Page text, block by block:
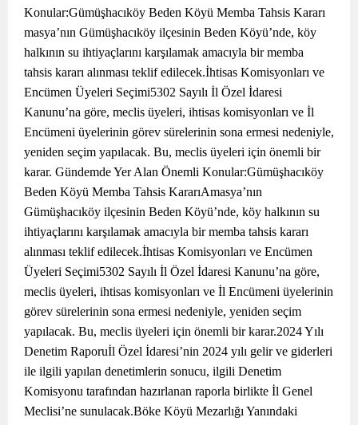
Konular:Gümüşhacıköy Beden Köyü Memba Tahsis Kararı
masya’nın Gümüşhacıköy ilçesinin Beden Köyü’nde, köy
halkının su ihtiyaçlarını karşılamak amacıyla bir memba
tahsis kararı alınması teklif edilecek.İhtisas Komisyonları ve
Encümen Üyeleri Seçimi5302 Sayılı İl Özel İdaresi
Kanunu’na göre, meclis üyeleri, ihtisas komisyonları ve İl
Encümeni üyelerinin görev sürelerinin sona ermesi nedeniyle,
yeniden seçim yapılacak. Bu, meclis üyeleri için önemli bir
karar. Gündemde Yer Alan Önemli Konular:Gümüşhacıköy
Beden Köyü Memba Tahsis KararıAmasya’nın
Gümüşhacıköy ilçesinin Beden Köyü’nde, köy halkının su
ihtiyaçlarını karşılamak amacıyla bir memba tahsis kararı
alınması teklif edilecek.İhtisas Komisyonları ve Encümen
Üyeleri Seçimi5302 Sayılı İl Özel İdaresi Kanunu’na göre,
meclis üyeleri, ihtisas komisyonları ve İl Encümeni üyelerinin
görev sürelerinin sona ermesi nedeniyle, yeniden seçim
yapılacak. Bu, meclis üyeleri için önemli bir karar.2024 Yılı
Denetim Raporuİl Özel İdaresi’nin 2024 yılı gelir ve giderleri
ile ilgili yapılan denetimlerin sonucu, ilgili Denetim
Komisyonu tarafından hazırlanan raporla birlikte İl Genel
Meclisi’ne sunulacak.Böke Köyü Mezarlığı Yanındaki